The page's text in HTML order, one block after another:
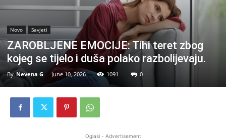
Novo Savjeti
ZAROBLJENE EMOCIJE: Tihi teret zbog
kojeg se tijelo i duša polako razbolijevaju.
By Nevena G - June 10, 2026 1091 0
Oglasi - Advertisement